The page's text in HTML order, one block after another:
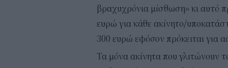
βραχυχρόνια μίσθωση» κι αυτό
ευρώ για κάθε ακίνητο/
300 ευρώ εφόσον πρόκειται για
Τα μόνα ακίνητα που γλιτώνουν